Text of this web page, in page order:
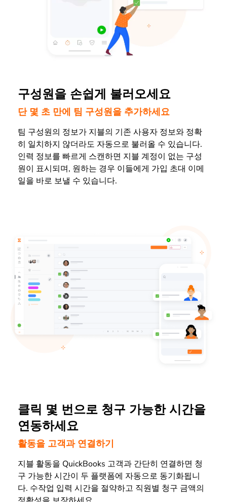
구성원을 손쉽게 불러오세요
단 몇 초 만에 팀 구성원을 추가하세요
팀 구성원의 정보가 지블의 기존 사용자 정보와 정확
히 일치하지 않더라도 자동으로 불러올 수 있습니다.
인력 정보를 빠르게 스캔하면 지블 계정이 없는 구성
원이 표시되며, 원하는 경우 이들에게 가입 초대 이메
일을 바로 보낼 수 있습니다.
클릭 몇 번으로 청구 가능한 시간을
연동하세요
활동을 고객과 연결하기
지블 활동을 QuickBooks 고객과 간단히 연결하면 청
구 가능한 시간이 두 플랫폼에 자동으로 동기화됩니
다. 수작업 입력 시간을 절약하고 직원별 청구 금액의